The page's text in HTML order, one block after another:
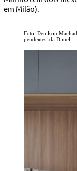
em Milão).
Foto: Denilson
pendentes, da Dimel